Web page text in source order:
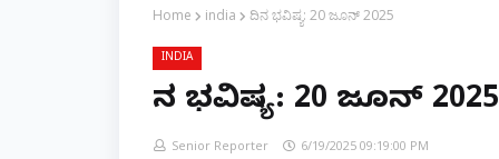
Home india ದಿನ ಭವಿಷ್ಯ: 20 ಜೂನ್ 2025
INDIA
ದಿನ ಭವಿಷ್ಯ: 20 ಜೂನ್ 2025
Senior Reporter 6/19/2025 09:19:00 PM